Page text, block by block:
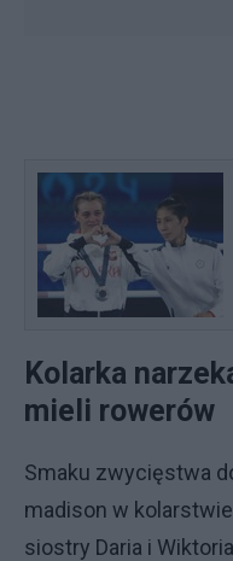
Kolarka
mieli rowerów
Smaku zwycięstwa
madison w
siostry Daria i